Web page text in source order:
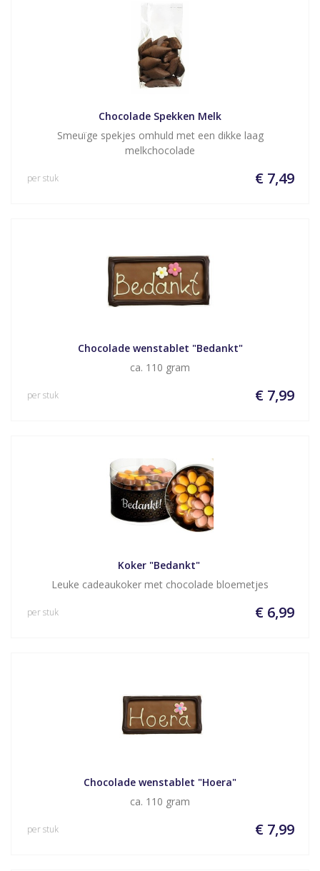
Chocolade Spekken Melk
Smeuïge spekjes omhuld met een dikke laag
melkchocolade
€ 7,49
per stuk
Chocolade wenstablet "Bedankt"
ca. 110 gram
€ 7,99
per stuk
Koker "Bedankt"
Leuke cadeaukoker met chocolade bloemetjes
€ 6,99
per stuk
Chocolade wenstablet "Hoera"
ca. 110 gram
€ 7,99
per stuk